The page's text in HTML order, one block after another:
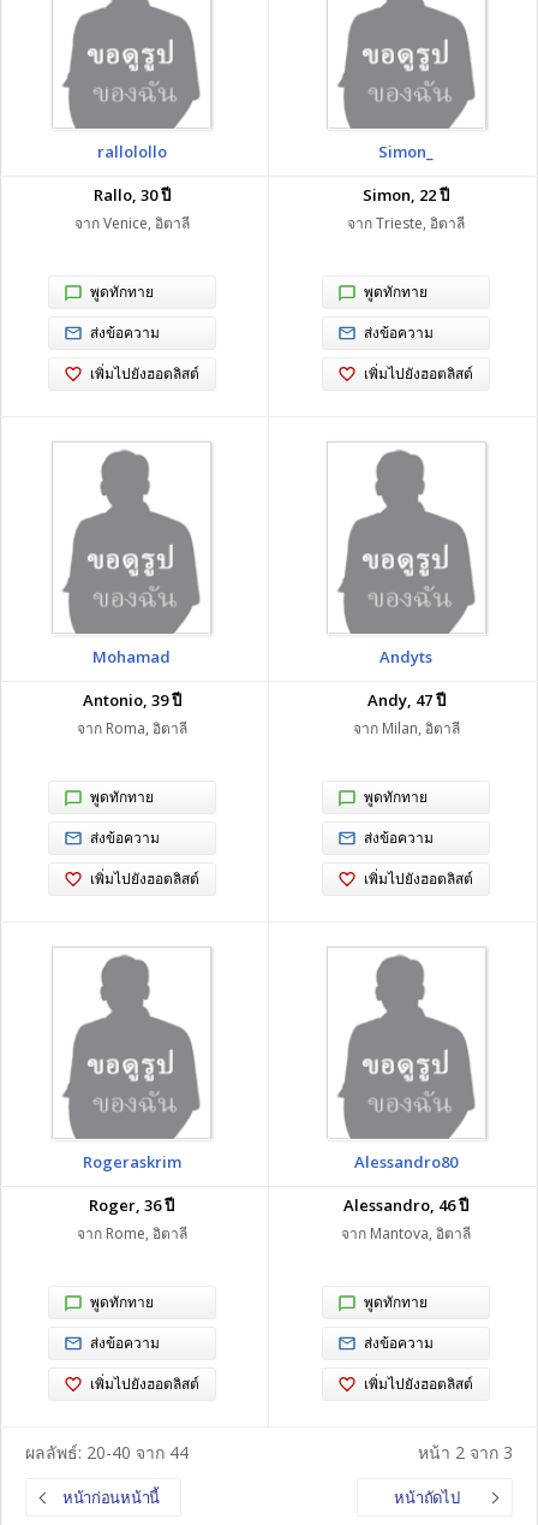
rallolollo
Rallo, 30 ปี
จาก Venice, อิตาลี
พูดทักทาย
ส่งข้อความ
เพิ่มไปยังฮอตลิสต์
Simon_
Simon, 22 ปี
จาก Trieste, อิตาลี
พูดทักทาย
ส่งข้อความ
เพิ่มไปยังฮอตลิสต์
Mohamad
Antonio, 39 ปี
จาก Roma, อิตาลี
พูดทักทาย
ส่งข้อความ
เพิ่มไปยังฮอตลิสต์
Andyts
Andy, 47 ปี
จาก Milan, อิตาลี
พูดทักทาย
ส่งข้อความ
เพิ่มไปยังฮอตลิสต์
Rogeraskrim
Roger, 36 ปี
จาก Rome, อิตาลี
พูดทักทาย
ส่งข้อความ
เพิ่มไปยังฮอตลิสต์
Alessandro80
Alessandro, 46 ปี
จาก Mantova, อิตาลี
พูดทักทาย
ส่งข้อความ
เพิ่มไปยังฮอตลิสต์
หน้าก่อนหน้านี้
หน้า 2 จาก 3
หน้าถัดไป
ผลลัพธ์: 20-40 จาก 44